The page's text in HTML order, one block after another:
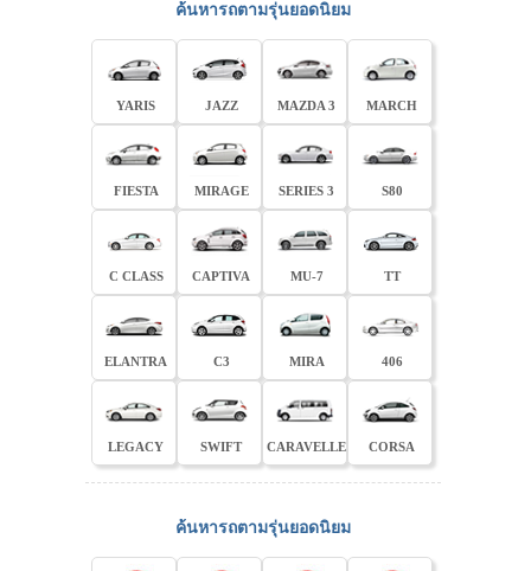
ค้นหารถตามรุ่นยอดนิยม
YARIS JAZZ MAZDA 3 MARCH
FIESTA MIRAGE SERIES 3 S80
C CLASS CAPTIVA MU-7 TT
ELANTRA C3 MIRA 406
LEGACY SWIFT CARAVELLE CORSA
ค้นหารถตามรุ่นยอดนิยม